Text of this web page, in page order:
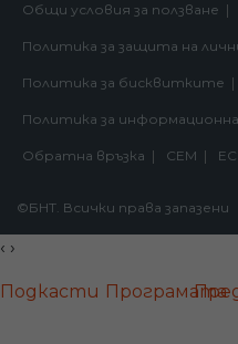
Общи условия за ползване
Политика за защита на
Политика за бисквитките
Политика за
Обратна връзка СЕМ
©БНТ. Всички права запазени
‹ ›
Подкасти Програмата